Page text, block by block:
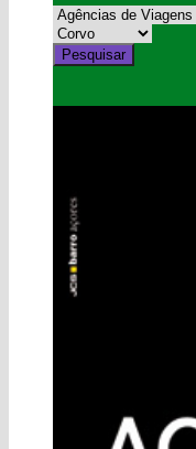
Pesquisar